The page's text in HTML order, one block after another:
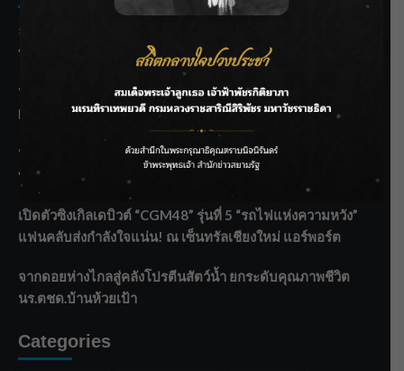
ลุยไม่หยุด!! กรมชลฯ เร่งเคลียร์ผักตบชวา-ติดตั้งเครื่องสูบน้ำ
ทั่วไทย
“BILLKIN” สร้างความภาคภูมิใจ คว้ารางวัลใหญ่ Weibo
Malaysia พร้อมโชว์สุดประทับใจ
“สุริยะ” สั่งกรมชลฯ เฝ้าระวังน้ำ 24 ชม. รับมือฝนสิงหาคม
บริหารเชิงรุกลดเสี่ยงน้ำท่วม
เปิดตัวซิงเกิลเดบิวต์ “CGM48” รุ่นที่ 5 “รถไฟแห่งความหวัง”
แฟนคลับส่งกำลังใจแน่น! ณ เซ็นทรัลเชียงใหม่ แอร์พอร์ต
จากดอยห่างไกลสู่คลังโปรตีนสัตว์น้ำ ยกระดับคุณภาพชีวิต
นร.ตชด.บ้านห้วยเป้า
Categories